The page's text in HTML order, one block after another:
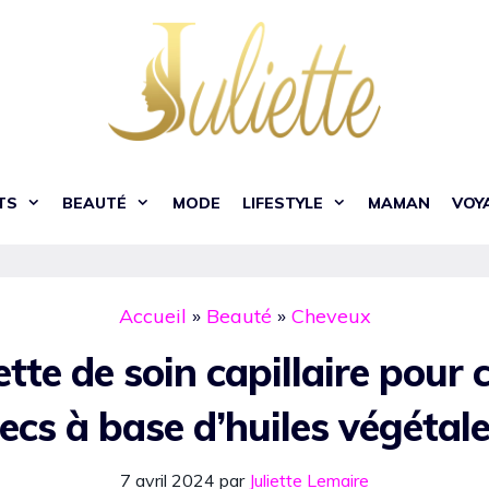
BEAUTÉ MODE LIFESTYLE MAMAN
Accueil » Beauté» Cheveux
de soin capillaire pour
à base d’huiles
7 avril 2024 par Juliette Lemaire